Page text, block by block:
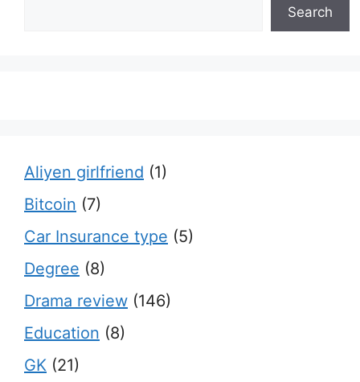
Search
Aliyen girlfriend (1)
Bitcoin (7)
Car Insurance type (5)
Degree (8)
Drama review (146)
Education (8)
GK (21)